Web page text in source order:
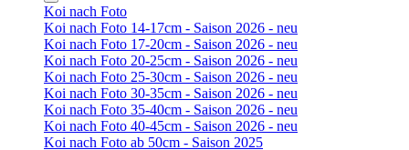
Koi nach Foto
Koi nach Foto 14-17cm - Saison 2026 - neu
Koi nach Foto 17-20cm - Saison 2026 - neu
Koi nach Foto 20-25cm - Saison 2026 - neu
Koi nach Foto 25-30cm - Saison 2026 - neu
Koi nach Foto 30-35cm - Saison 2026 - neu
Koi nach Foto 35-40cm - Saison 2026 - neu
Koi nach Foto 40-45cm - Saison 2026 - neu
Koi nach Foto ab 50cm - Saison 2025